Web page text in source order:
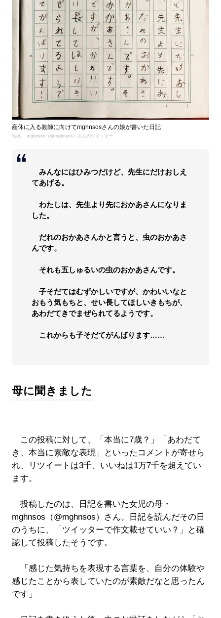
産休に入る教師に向けてmghnsosさんの娘が書いた日記
出典： mghnsos（@mghnsos）さんのツイッター
みんなにはひみつだけど、先生にだけおしえ
てあげる。
わたしは、先生より先におかあさんになりま
した。
だれのおかあさんかと言うと、虫のおかあさ
んです。
それも五しゅるいの虫のおかあさんです。
子そだてはむずかしいですが、かわいいなと
おもう気もちと、せい長してほしいきもちが、
あわだてきでまぜられてるようです。
これからも子そだてがんばります……
母に聞きました
この投稿に対して、「本当に7歳？」「あわだて
き、本当に素敵な表現」といったコメントが寄せら
れ、リツイートは3千、いいねは1万7千を超えてい
ます。
投稿したのは、日記を書いた女児の母・
mghnsos（@mghnsos）さん。日記を読んだその日
のうちに、「ツイッターで作文載せていい？」と確
認して投稿したそうです。
「感じた気持ちを表現する言葉を、自分の体験や
感じたことから表していたのが素敵だなと思ったん
です」